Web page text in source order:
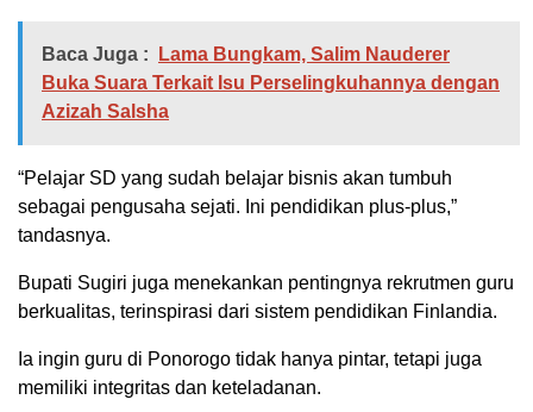
Baca Juga :
Lama Bungkam, Salim Nauderer
Buka Suara Terkait Isu Perselingkuhannya dengan
Azizah Salsha
“Pelajar SD yang sudah belajar bisnis akan tumbuh
sebagai pengusaha sejati. Ini pendidikan plus-plus,”
tandasnya.
Bupati Sugiri juga menekankan pentingnya rekrutmen guru
berkualitas, terinspirasi dari sistem pendidikan Finlandia.
Ia ingin guru di Ponorogo tidak hanya pintar, tetapi juga
memiliki integritas dan keteladanan.